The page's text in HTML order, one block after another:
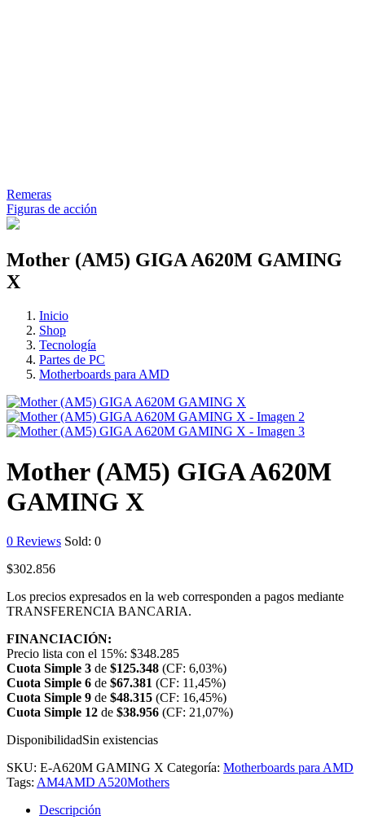
Remeras
Figuras de acción
Mother (AM5) GIGA A620M GAMING
X
Inicio
Shop
Tecnología
Partes de PC
Motherboards para AMD
Mother (AM5) GIGA A620M
GAMING X
0 Reviews Sold: 0
$302.856
Los precios expresados en la web corresponden a pagos mediante
TRANSFERENCIA BANCARIA.
FINANCIACIÓN:
Precio lista con el 15%: $348.285
Cuota Simple 3 de $125.348 (CF: 6,03%)
Cuota Simple 6 de $67.381 (CF: 11,45%)
Cuota Simple 9 de $48.315 (CF: 16,45%)
Cuota Simple 12 de $38.956 (CF: 21,07%)
DisponibilidadSin existencias
SKU: E-A620M GAMING X Categoría: Motherboards para AMD
Tags: AM4AMD A520Mothers
Descripción